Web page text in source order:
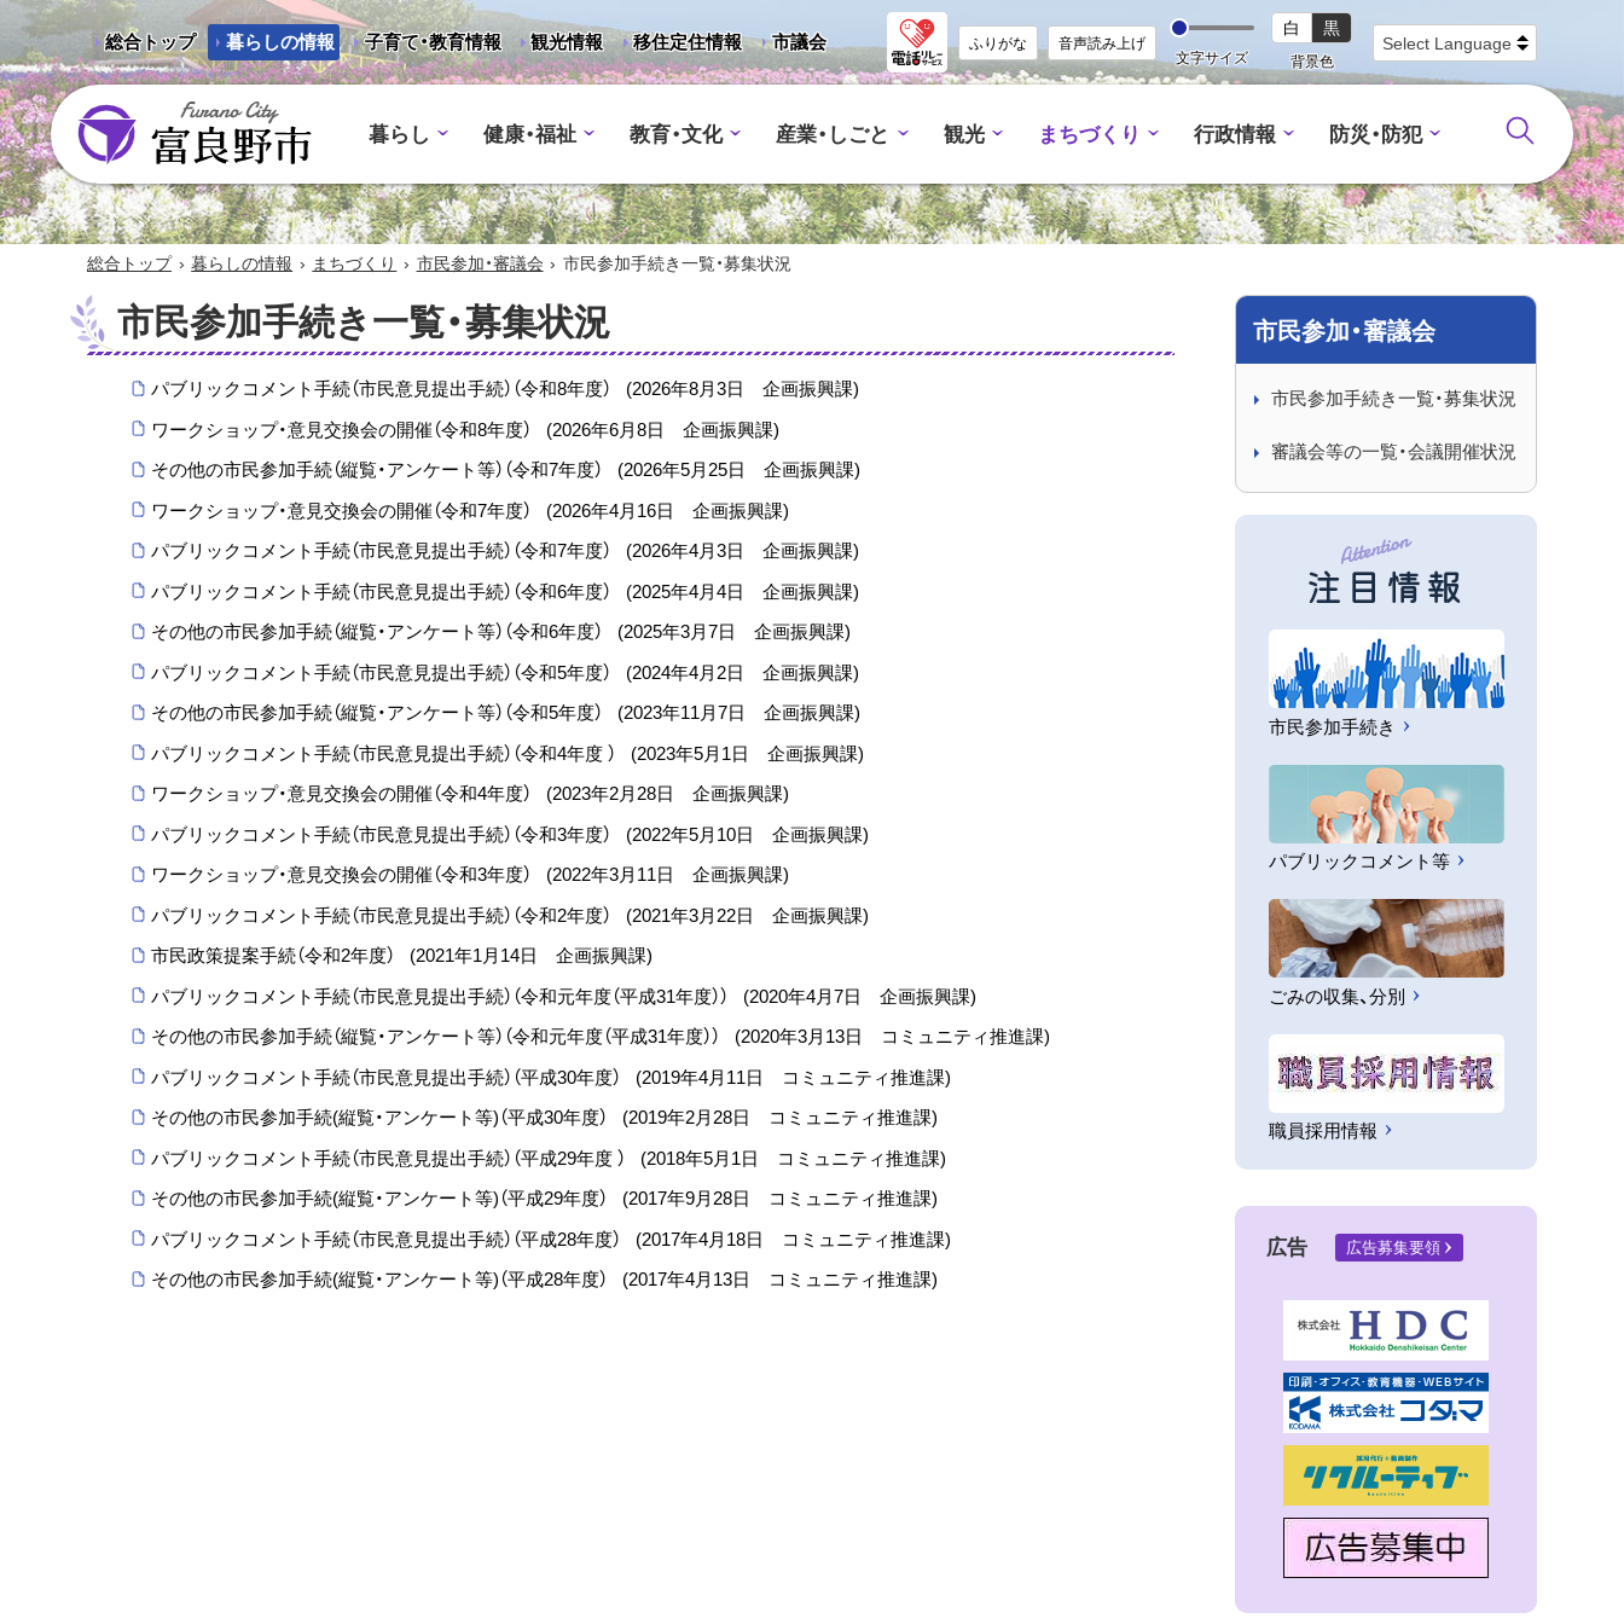
総合トップ 暮らしの情報 子育て・教育情報 観光情報 移住定住情報 市議会 ふりがな
音声読み上げ
文字サイズ
背景色
白 黒
富良野市 - Frano City
暮らし 健康・福祉 教育・文化 産業・しごと 観光 まちづくり 行政情報 防災・防犯
総合トップ › 暮らしの情報 › まちづくり › 市民参加・審議会 › 市民参加手続き一覧・募集状況
市民参加手続き一覧・募集状況
パブリックコメント手続（市民意見提出手続）（令和8年度） (2026年8月3日 企画振興課)
ワークショップ・意見交換会の開催（令和8年度）
(2026年6月8日 企画振興課)
その他の市民参加手続（縦覧・アンケート等）（令和7年度）
(2026年5月25日 企画振興課)
ワークショップ・意見交換会の開催（令和7年度）
(2026年4月16日 企画振興課)
パブリックコメント手続（市民意見提出手続）（令和7年度）
(2026年4月3日 企画振興課)
パブリックコメント手続（市民意見提出手続）（令和6年度）
(2025年4月4日 企画振興課)
その他の市民参加手続（縦覧・アンケート等）（令和6年度）
(2025年3月7日 企画振興課)
パブリックコメント手続（市民意見提出手続）（令和5年度）
(2024年4月2日 企画振興課)
その他の市民参加手続（縦覧・アンケート等）（令和5年度）
(2023年11月7日 企画振興課)
パブリックコメント手続（市民意見提出手続）（令和4年度 ）
(2023年5月1日 企画振興課)
ワークショップ・意見交換会の開催（令和4年度）
(2023年2月28日 企画振興課)
パブリックコメント手続（市民意見提出手続）（令和3年度）
(2022年5月10日 企画振興課)
ワークショップ・意見交換会の開催（令和3年度）
(2022年3月11日 企画振興課)
パブリックコメント手続（市民意見提出手続）（令和2年度）
(2021年3月22日 企画振興課)
市民政策提案手続（令和2年度）
(2021年1月14日 企画振興課)
パブリックコメント手続（市民意見提出手続）（令和元年度（平成31年度））
(2020年4月7日 企画振興課)
その他の市民参加手続（縦覧・アンケート等）（令和元年度（平成31年度））
(2020年3月13日 コミュニティ推進課)
パブリックコメント手続（市民意見提出手続）（平成30年度）
(2019年4月11日 コミュニティ推進課)
その他の市民参加手続(縦覧・アンケート等)（平成30年度）
(2019年2月28日 コミュニティ推進課)
パブリックコメント手続（市民意見提出手続）（平成29年度 ）
(2018年5月1日 コミュニティ推進課)
その他の市民参加手続(縦覧・アンケート等)（平成29年度）
(2017年9月28日 コミュニティ推進課)
パブリックコメント手続（市民意見提出手続）（平成28年度）
(2017年4月18日 コミュニティ推進課)
その他の市民参加手続(縦覧・アンケート等)（平成28年度）
(2017年4月13日 コミュニティ推進課)
市民参加・審議会
市民参加手続き一覧・募集状況
審議会等の一覧・会議開催状況
注目情報
市民参加手続き
パブリックコメント等
ごみの収集、分別
職員採用情報
広告 広告募集要領